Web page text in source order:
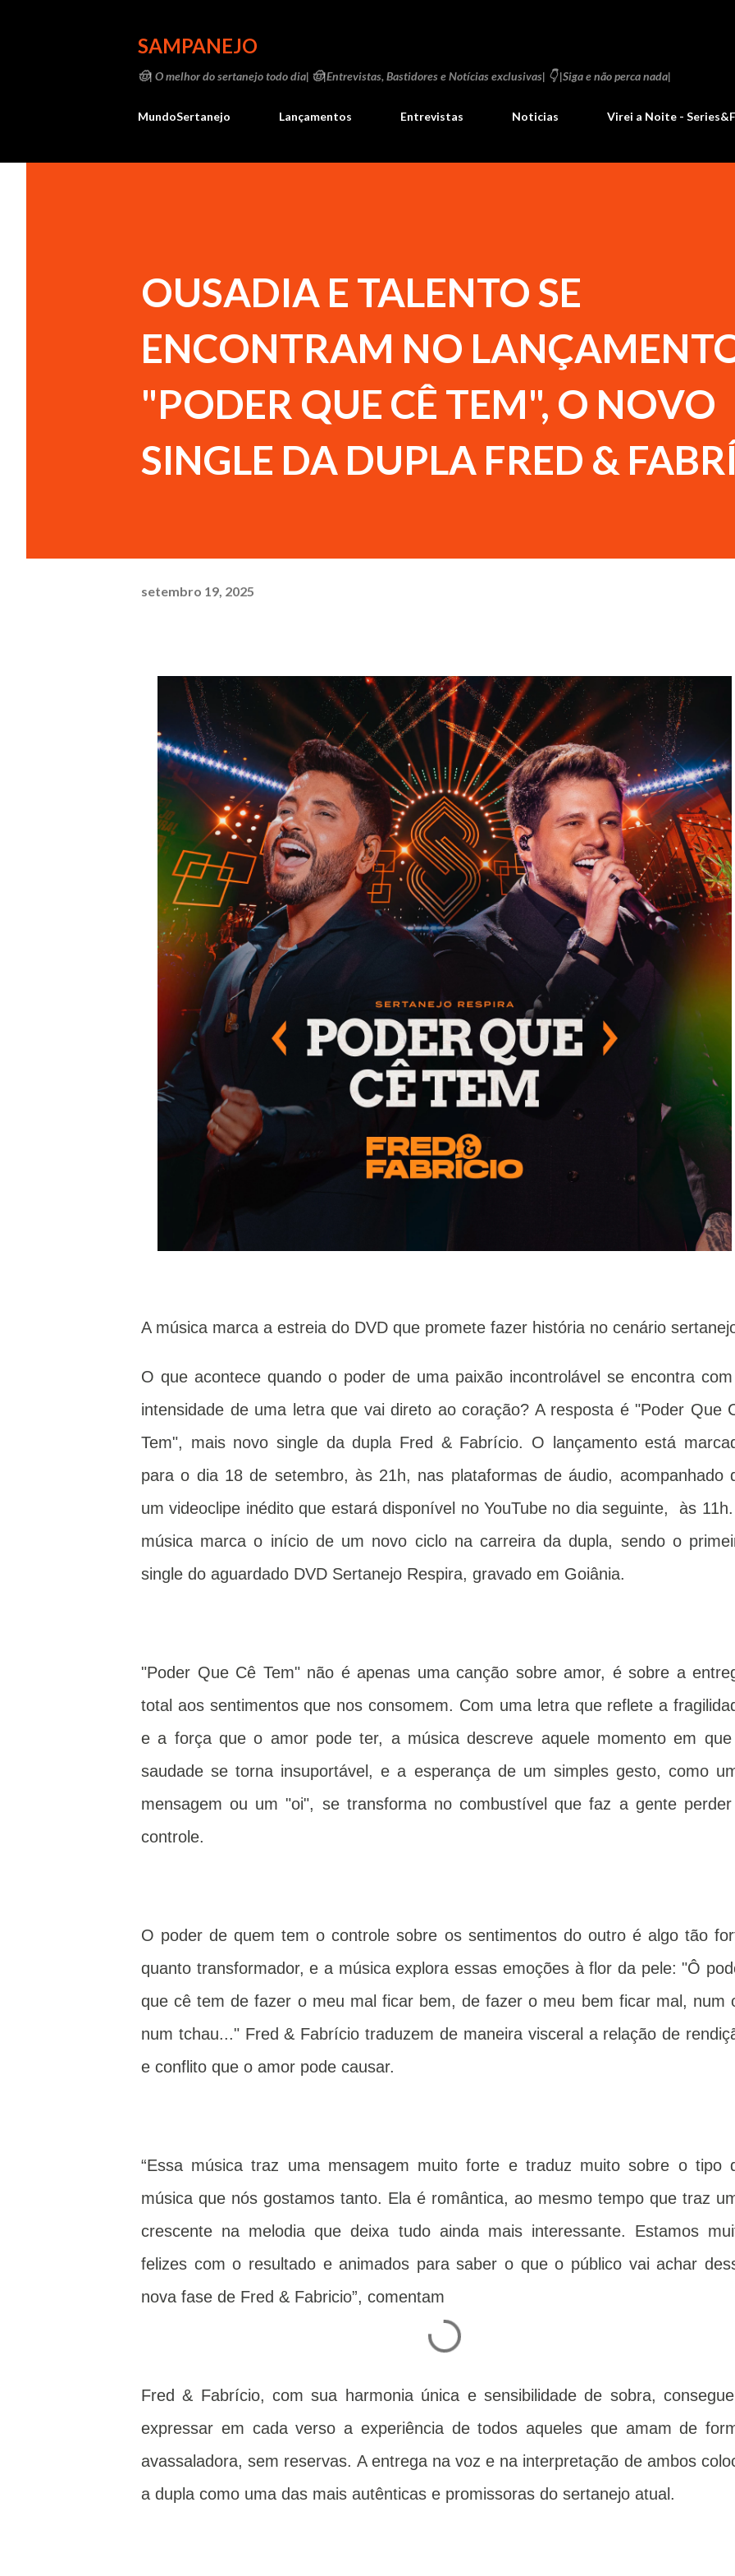
SAMPANEJO
🤠| O melhor do sertanejo todo dia| 🤠|Entrevistas, Bastidores e Notícias exclusivas| 👇 |Siga e não perca nada|
MundoSertanejo Lançamentos Entrevistas Noticias Virei a Noite -
OUSADIA E TALENTO SE
ENCONTRAM NO
"PODER QUE CÊ TEM", O NOVO
SINGLE DA DUPLA FRED &
setembro 19, 2025
A música marca a estreia do DVD que promete fazer história no cenário
O que acontece quando o poder de uma paixão incontrolável se encontra
intensidade de uma letra que vai direto ao coração? A resposta é "Poder Que
Tem", mais novo single da dupla Fred & Fabrício. O lançamento está
para o dia 18 de setembro, às 21h, nas plataformas de áudio, acompanhado
um videoclipe inédito que estará disponível no YouTube no dia seguinte, às
música marca o início de um novo ciclo na carreira da dupla, sendo o
single do aguardado DVD Sertanejo Respira, gravado em Goiânia.
"Poder Que Cê Tem" não é apenas uma canção sobre amor, é sobre a
total aos sentimentos que nos consomem. Com uma letra que reflete a
e a força que o amor pode ter, a música descreve aquele momento em
saudade se torna insuportável, e a esperança de um simples gesto, como
mensagem ou um "oi", se transforma no combustível que faz a gente
controle.
O poder de quem tem o controle sobre os sentimentos do outro é algo tão
quanto transformador, e a música explora essas emoções à flor da pele: "Ô
que cê tem de fazer o meu mal ficar bem, de fazer o meu bem ficar mal, num
num tchau..." Fred & Fabrício traduzem de maneira visceral a relação de
e conflito que o amor pode causar.
“Essa música traz uma mensagem muito forte e traduz muito sobre o tipo
música que nós gostamos tanto. Ela é romântica, ao mesmo tempo que traz
crescente na melodia que deixa tudo ainda mais interessante. Estamos
felizes com o resultado e animados para saber o que o público vai achar
nova fase de Fred & Fabricio”, comentam
Fred & Fabrício, com sua harmonia única e sensibilidade de sobra,
expressar em cada verso a experiência de todos aqueles que amam de
avassaladora, sem reservas. A entrega na voz e na interpretação de ambos
a dupla como uma das mais autênticas e promissoras do sertanejo atual.